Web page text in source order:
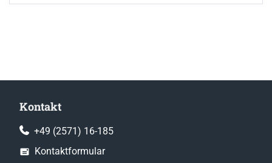
Kontakt
+49 (2571) 16-185
Kontaktformular